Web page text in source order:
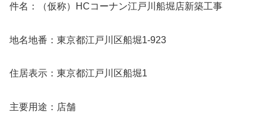
件名：（仮称）HCコーナン江戸川船堀店新築工事
地名地番：東京都江戸川区船堀1-923
住居表示：東京都江戸川区船堀1
主要用途：店舗